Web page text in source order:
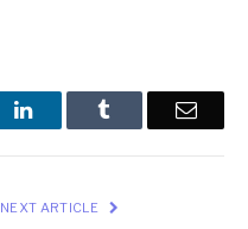
LinkedIn Email
NEXT ARTICLE